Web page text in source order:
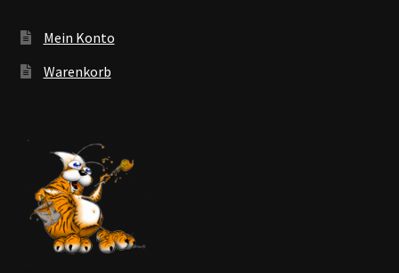
Mein Konto
Warenkorb